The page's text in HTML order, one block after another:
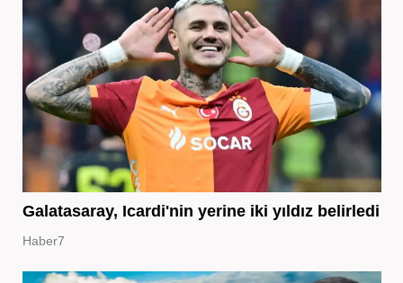
Galatasaray, Icardi'nin yerine iki yıldız belirledi
Haber7